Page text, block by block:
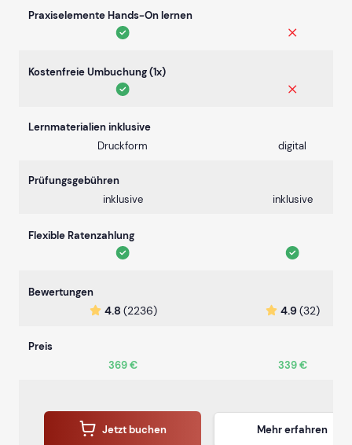
Praxiselemente Hands-On lernen
Kostenfreie Umbuchung (1x)
Lernmaterialien inklusive
Druckform
digital
Prüfungsgebühren
inklusive
inklusive
Flexible Ratenzahlung
Bewertungen
4.8 (2236) 4.9(32)
Preis
369 €
339 €
Jetzt buchen Mehr erfahren